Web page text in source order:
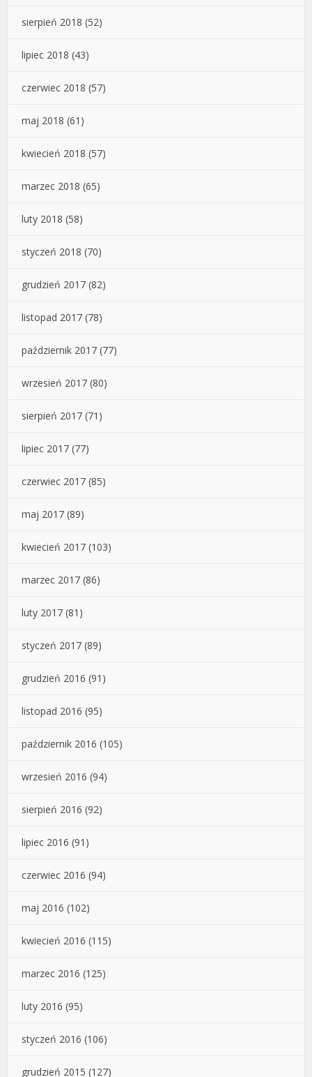
sierpień 2018 (52)
lipiec 2018 (43)
czerwiec 2018 (57)
maj 2018 (61)
kwiecień 2018 (57)
marzec 2018 (65)
luty 2018 (58)
styczeń 2018 (70)
grudzień 2017 (82)
listopad 2017 (78)
październik 2017 (77)
wrzesień 2017 (80)
sierpień 2017 (71)
lipiec 2017 (77)
czerwiec 2017 (85)
maj 2017 (89)
kwiecień 2017 (103)
marzec 2017 (86)
luty 2017 (81)
styczeń 2017 (89)
grudzień 2016 (91)
listopad 2016 (95)
październik 2016 (105)
wrzesień 2016 (94)
sierpień 2016 (92)
lipiec 2016 (91)
czerwiec 2016 (94)
maj 2016 (102)
kwiecień 2016 (115)
marzec 2016 (125)
luty 2016 (95)
styczeń 2016 (106)
grudzień 2015 (127)